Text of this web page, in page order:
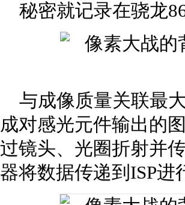
秘密就记录在骁龙
与成像质量关联最大
成对感光元件输出的
过镜头、光圈折射并
器将数据传递到ISP进